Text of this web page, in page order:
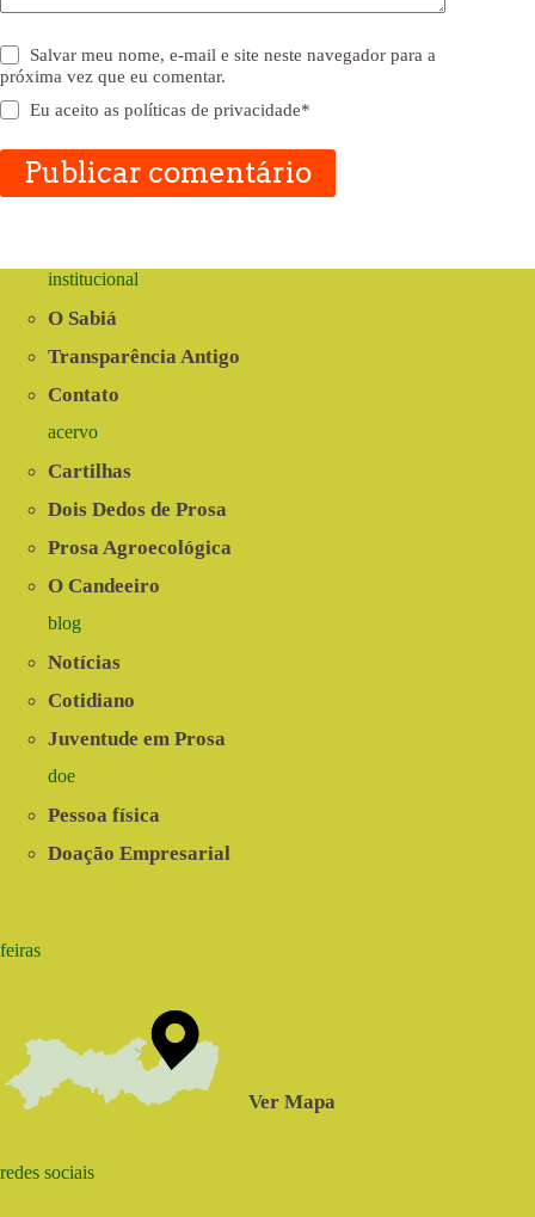
Salvar meu nome, e-mail e site neste navegador para a
próxima vez que eu comentar.
Eu aceito aspolíticas de privacidade*
Publicar comentário
institucional
O Sabiá
Transparência Antigo
Contato
acervo
Cartilhas
Dois Dedos de Prosa
Prosa Agroecológica
O Candeeiro
blog
Notícias
Cotidiano
Juventude em Prosa
doe
Pessoa física
Doação Empresarial
feiras
Ver Mapa
redes sociais